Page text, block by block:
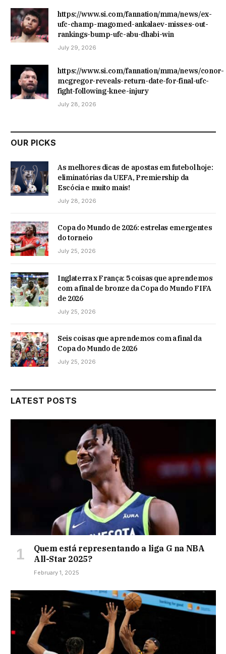
https://www.si.com/fannation/mma/news/ex-
ufc-champ-magomed-ankalaev-misses-out-
rankings-bump-ufc-abu-dhabi-win
July 29, 2026
https://www.si.com/fannation/mma/news/conor-
mcgregor-reveals-return-date-for-final-ufc-
fight-following-knee-injury
July 28, 2026
OUR PICKS
As melhores dicas de apostas em futebol hoje:
eliminatórias da UEFA, Premiership da
Escócia e muito mais!
July 28, 2026
Copa do Mundo de 2026: estrelas emergentes
do torneio
July 25, 2026
Inglaterra x França: 5 coisas que aprendemos
com a final de bronze da Copa do Mundo FIFA
de 2026
July 25, 2026
Seis coisas que aprendemos com a final da
Copa do Mundo de 2026
July 25, 2026
LATEST POSTS
Quem está representando a liga G na NBA
All-Star 2025?
February 1, 2025